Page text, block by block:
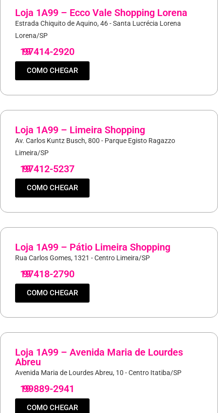
Loja 1A99 – Ecco Vale Shopping Lorena
Estrada Chiquito de Aquino, 46 - Santa Lucrécia Lorena
Lorena/SP
19
97414-2920
COMO CHEGAR
Loja 1A99 – Limeira Shopping
Av. Carlos Kuntz Busch, 800 - Parque Egisto Ragazzo
Limeira/SP
19
97412-5237
COMO CHEGAR
Loja 1A99 – Pátio Limeira Shopping
Rua Carlos Gomes, 1321 - Centro Limeira/SP
19
97418-2790
COMO CHEGAR
Loja 1A99 – Avenida Maria de Lourdes
Abreu
Avenida Maria de Lourdes Abreu, 10 - Centro Itatiba/SP
19
99889-2941
COMO CHEGAR